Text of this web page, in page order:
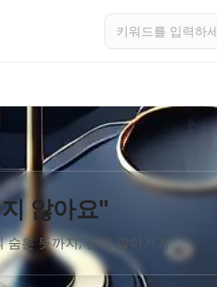
않아요"
숨은 뜻까지, 함께 알아가기